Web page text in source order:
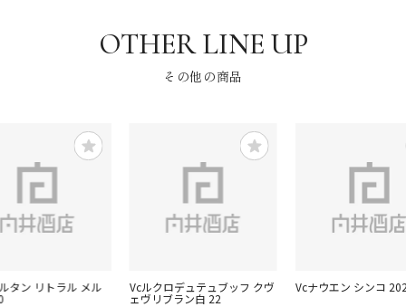
その他の商品
タン リトラル メル Vcルクロデュテュブッフ クヴ
ェヴリブラン白 22
Vcナウエン シンコ